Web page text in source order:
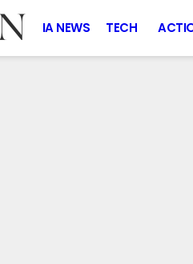
IA NEWS TECH